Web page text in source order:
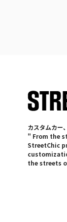
カスタムカー
" From the
StreetChic
the streets